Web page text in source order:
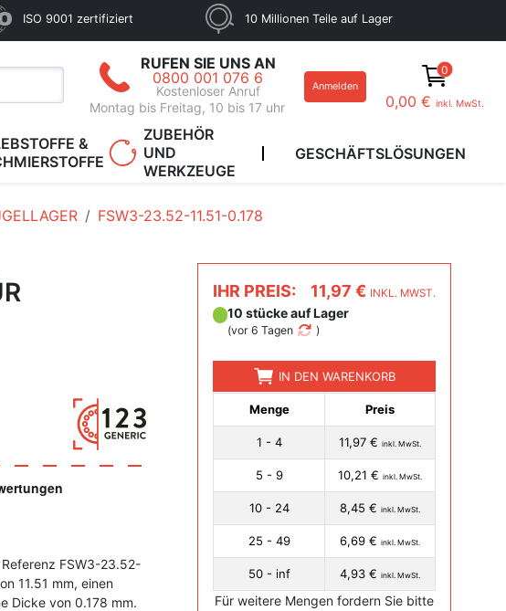
ISO 9001 zertifiziert 10 Millionen Teile auf Lager
RUFEN SIE UNS AN
0800 001 076 6
Kostenloser Anruf
Montag bis Freitag, 10 bis 17 uhr
Anmelden
0
0,00 € inkl. MwSt.
&
ZUBEHÖR
UND
WERKZEUGE
GESCHÄFTSLÖSUNGEN
FSW3-23.52-11.51-0.178
FSW3-23.52-
11.51 mm, einen
Dicke von 0.178 mm.
IHR PREIS: 11,97 € INKL. MWST.
10 stücke auf Lager
(vor 6 Tagen )
IN DEN WARENKORB
Menge Preis
1 - 4 11,97 € inkl. MwSt.
5 - 9 10,21 € inkl. MwSt.
10 - 24 8,45 € inkl. MwSt.
25 - 49 6,69 € inkl. MwSt.
50 - inf 4,93 € inkl. MwSt.
Für weitere Mengen fordern Sie bitte